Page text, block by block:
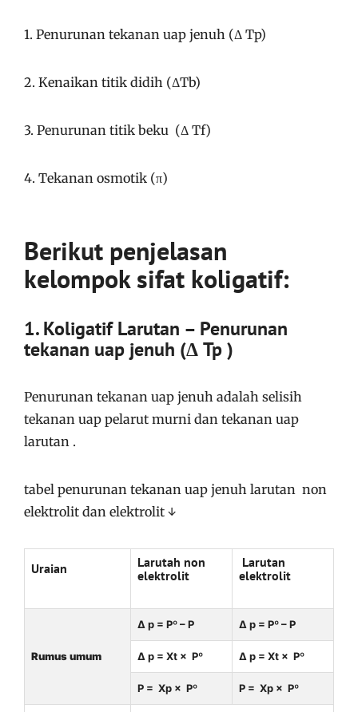
1. Penurunan tekanan uap jenuh (Δ Tp)
2. Kenaikan titik didih (ΔTb)
3. Penurunan titik beku (Δ Tf)
4. Tekanan osmotik (π)
Berikut penjelasan
kelompok sifat koligatif:
1. Koligatif Larutan – Penurunan
tekanan uap jenuh (Δ Tp )
Penurunan tekanan uap jenuh adalah selisih
tekanan uap pelarut murni dan tekanan uap
larutan .
tabel penurunan tekanan uap jenuh larutan non
elektrolit dan elektrolit ↓
Uraian
Larutah non
elektrolit
Larutan
elektrolit
Rumus umum
Δ p = Pº – P Δ p = Pº – P
Δ p = Xt × Pº Δ p = Xt × Pº
P = Xp × Pº P = Xp × Pº